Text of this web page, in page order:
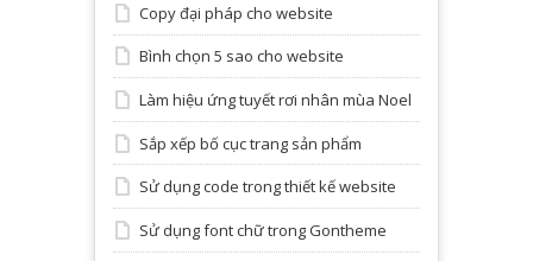
Copy đại pháp cho website
Bình chọn 5 sao cho website
Làm hiệu ứng tuyết rơi nhân mùa Noel
Sắp xếp bố cục trang sản phẩm
Sử dụng code trong thiết kế website
Sử dụng font chữ trong Gontheme